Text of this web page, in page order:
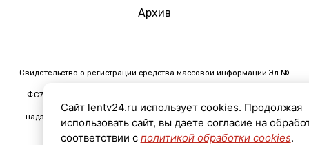
Архив
Свидетельство о регистрации средства массовой информации Эл №
ФС77-78435 от 15 июня 2020 г., выдано Федеральной службой по
надзору в сфере связи, информационных технологий и массовых
коммуникаций (Роскомнадзор).
Сайт lentv24.ru использует cookies. Продолжая
использовать сайт, вы даете согласие на
соответствии с политикой обработки cookies.